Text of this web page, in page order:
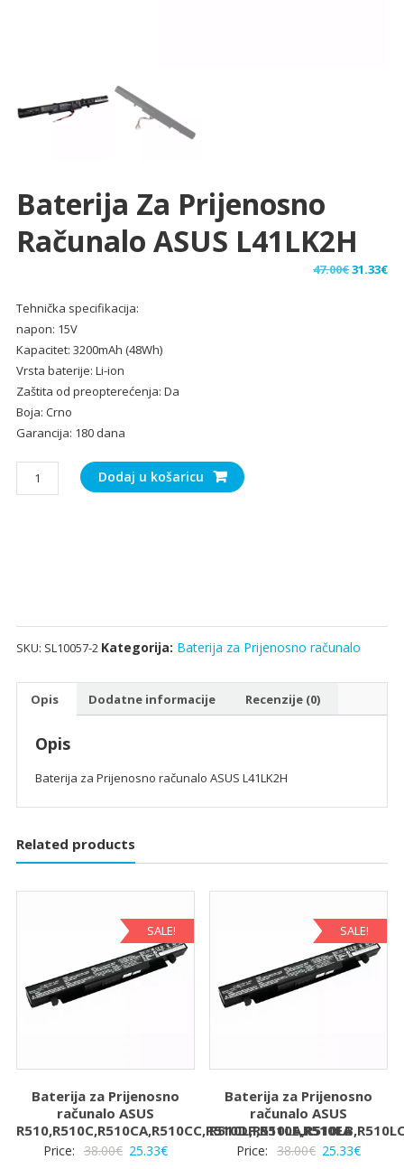
Baterija Za Prijenosno
Računalo ASUS L41LK2H
47.00€Izvorna
31.33€
Tehnička specifikacija:
napon: 15V
Kapacitet: 3200mAh (48Wh)
Vrsta baterije: Li-ion
Zaštita od preopterećenja: Da
Boja: Crno
Garancija: 180 dana
Baterija
za
Dodaj u košaricu
SKU: SL10057-2 Kategorija: Baterija za Prijenosno računalo
Opis Dodatne informacije Recenzije (0)
Opis
Baterija za Prijenosno računalo ASUS L41LK2H
Related products
SALE!
Baterija za Prijenosno
računalo ASUS
R510,R510C,R510CA,R510CC,R510DP,R510E,R510EA
Price: 38.00€ Izvorna
25.33€Trenutna
SALE!
Baterija za Prijenosno
računalo ASUS
Price: 38.00€ Izvorna
25.33€